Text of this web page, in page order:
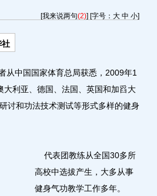
[我来说两句(2)] [字号： 大 中 小]
社
中国国家体育总局获悉，2009年1
大利亚、德国、法国、英国和加舀大
讨和功法技术测试等形式多样的健身
代表团教练从全国30多所
高校中选拔产生，大多从事
健身气功教学工作多年。